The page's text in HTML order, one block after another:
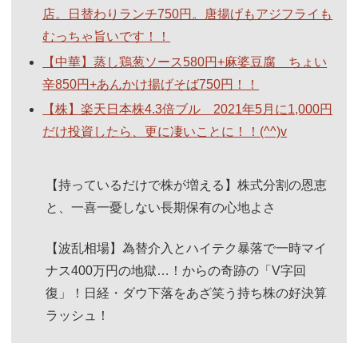
店。日替わりランチ750円。唐揚げもアジフライも
むっちゃ旨いです！！
【中華】蒸し鶏葱ソース580円+麻婆豆腐 ちょい
辛850円+あんかけ揚げそば750円！！
【株】楽天日本株4.3倍ブル 2021年5月に1,000円
だけ投資したら、更に凄いことに！！(^^)v
【持っているだけで株が増える】株式分割の恩恵
と、一喜一憂しない長期保有の心地よさ
【波乱相場】為替介入とハイテク暴落で一時マイ
ナス400万円の地獄…！からの奇跡の「V字回
復」！日経・ダウ下落をあざ笑う持ち株の好決算
ラッシュ！